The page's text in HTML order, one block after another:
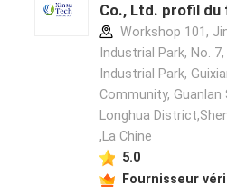
Co., Ltd. profil du
Workshop 101,
Industrial Park, No.
Industrial Park,
Community, Guanlan
Longhua
,La Chine
5.0
Fournisseur